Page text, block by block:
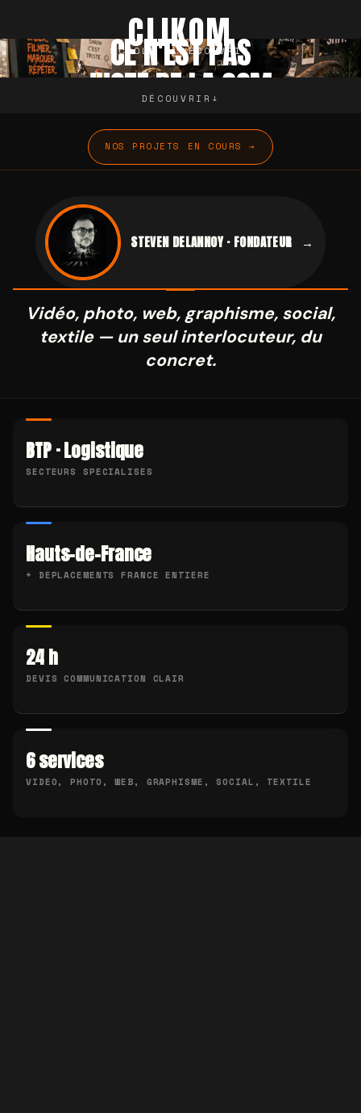
CLIKOM —
CLIKOM
CE N'EST PAS
JUSTE DE LA COM.
SCROLL · DÉCOUVRIR
DÉCOUVRIR ↓
NOS PROJETS EN COURS →
STEVEN DELANNOY · FONDATEUR →
Vidéo, photo, web, graphisme, social,
textile — un seul interlocuteur, du
concret.
BTP · Logistique
SECTEURS SPÉCIALISÉS
Hauts-de-France
+ DÉPLACEMENTS FRANCE ENTIÈRE
24 h
DEVIS COMMUNICATION CLAIR
6 services
VIDÉO, PHOTO, WEB, GRAPHISME, SOCIAL, TEXTILE